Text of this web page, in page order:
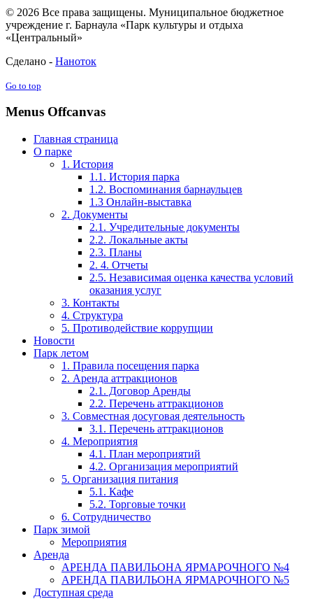
© 2026 Все права защищены. Муниципальное бюджетное
учреждение г. Барнаула «Парк культуры и отдыха
«Центральный»
Сделано - Наноток
Go to top
Menus Offcanvas
Главная страница
О парке
1. История
1.1. История парка
1.2. Воспоминания барнаульцев
1.3 Онлайн-выставка
2. Документы
2.1. Учредительные документы
2.2. Локальные акты
2.3. Планы
2. 4. Отчеты
2.5. Независимая оценка качества условий
оказания услуг
3. Контакты
4. Структура
5. Противодействие коррупции
Новости
Парк летом
1. Правила посещения парка
2. Аренда аттракционов
2.1. Договор Аренды
2.2. Перечень аттракционов
3. Совместная досуговая деятельность
3.1. Перечень аттракционов
4. Мероприятия
4.1. План мероприятий
4.2. Организация мероприятий
5. Организация питания
5.1. Кафе
5.2. Торговые точки
6. Сотрудничество
Парк зимой
Мероприятия
Аренда
АРЕНДА ПАВИЛЬОНА ЯРМАРОЧНОГО №4
АРЕНДА ПАВИЛЬОНА ЯРМАРОЧНОГО №5
Доступная среда